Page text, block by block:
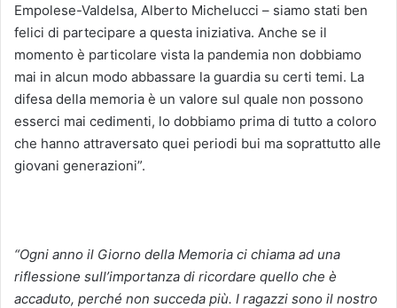
Empolese-Valdelsa, Alberto Michelucci – siamo stati ben
felici di partecipare a questa iniziativa. Anche se il
momento è particolare vista la pandemia non dobbiamo
mai in alcun modo abbassare la guardia su certi temi. La
difesa della memoria è un valore sul quale non possono
esserci mai cedimenti, lo dobbiamo prima di tutto a coloro
che hanno attraversato quei periodi bui ma soprattutto alle
giovani generazioni”.
“Ogni anno il Giorno della Memoria ci chiama ad una
riflessione sull’importanza di ricordare quello che è
accaduto, perché non succeda più. I ragazzi sono il nostro